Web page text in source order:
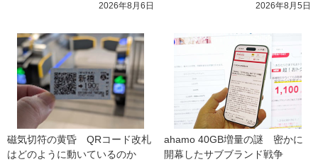
2026年8月6日 2026年8月5日
磁気切符の黄昏　QRコード改札
はどのように動いているのか
ahamo 40GB増量の謎　密かに
開幕したサブブランド戦争